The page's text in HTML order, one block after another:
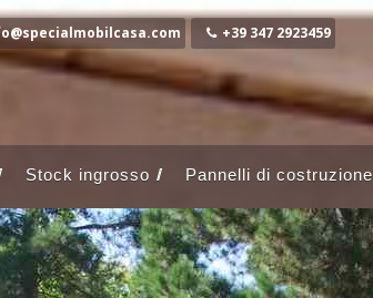
+39 347 2923459
Stock ingrosso Pannelli di costruzione